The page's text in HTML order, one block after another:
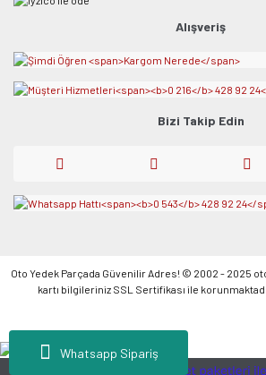
Whatsapp Sipariş
Alışveriş
Bizi Takip Edin
Oto Yedek Parçada Güvenilir Adres! © 2002 - 2025
kartı bilgileriniz SSL Sertifikası ile
e-